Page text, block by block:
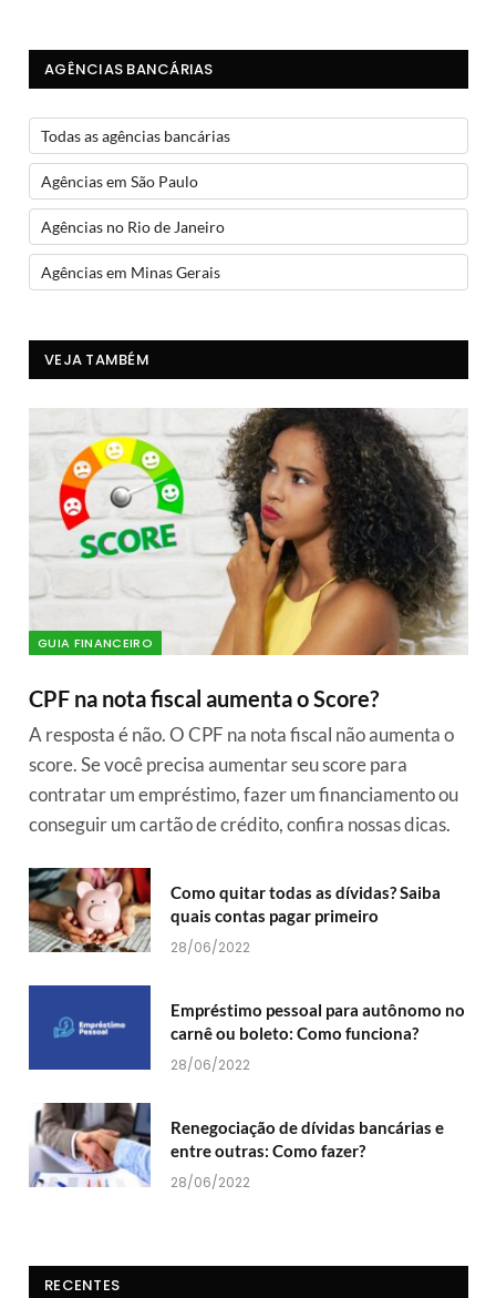
AGÊNCIAS BANCÁRIAS
Todas as agências bancárias
Agências em São Paulo
Agências no Rio de Janeiro
Agências em Minas Gerais
VEJA TAMBÉM
GUIA FINANCEIRO
CPF na nota fiscal aumenta o Score?
A resposta é não. O CPF na nota fiscal não aumenta o
score. Se você precisa aumentar seu score para
contratar um empréstimo, fazer um financiamento ou
conseguir um cartão de crédito, confira nossas dicas.
Como quitar todas as dívidas? Saiba
quais contas pagar primeiro
28/06/2022
Empréstimo pessoal para autônomo no
carnê ou boleto: Como funciona?
28/06/2022
Renegociação de dívidas bancárias e
entre outras: Como fazer?
28/06/2022
RECENTES